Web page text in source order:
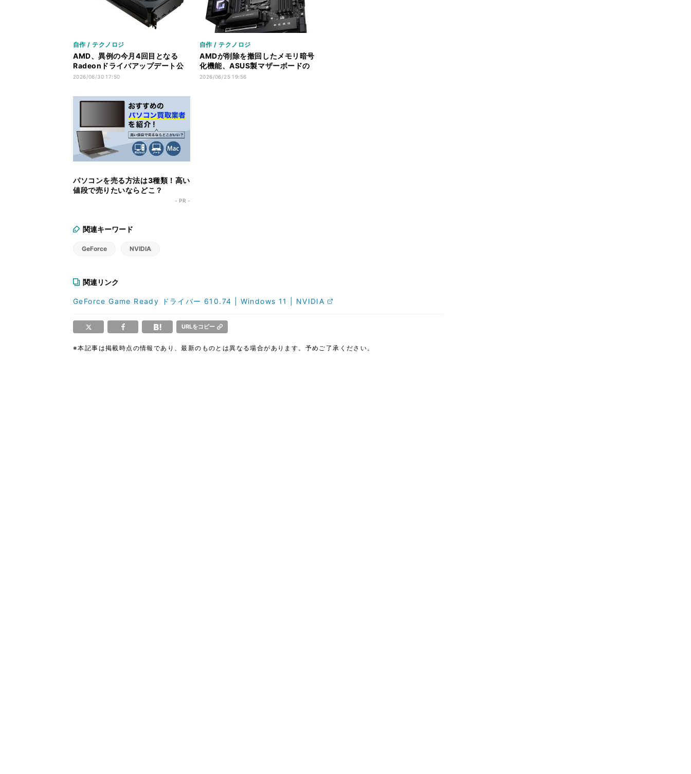
自作 / テクノロジ
AMD、異例の今月4回目となる
Radeonドライバアップデート公
開。Windows 10×RX 7000シリ
2026/06/30 17:50
自作 / テクノロジ
AMDが削除を撤回したメモリ暗号
化機能、ASUS製マザーボードの
ベータ版BIOSで復活
2026/06/25 19:56
パソコンを売る方法は3種類！高い
値段で売りたいならどこ？
- PR -
関連キーワード
GeForce NVIDIA
関連リンク
GeForce Game Ready ドライバー 610.74 | Windows 11 | NVIDIA
URLをコピー
※本記事は掲載時点の情報であり、最新のものとは異なる場合があります。予めご了承ください。